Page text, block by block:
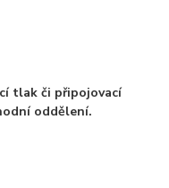
tlak či připojovací
oddělení.